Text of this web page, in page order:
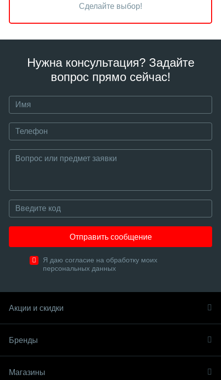
Сделайте выбор!
Нужна консультация? Задайте
вопрос прямо сейчас!
Отправить сообщение
Я даю согласие на обработку моих
персональных данных
Акции и скидки
Бренды
Магазины